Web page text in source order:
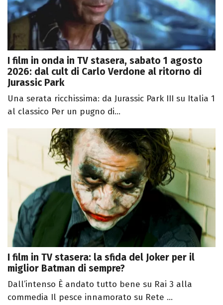
I film in onda in TV stasera, sabato 1 agosto
2026: dal cult di Carlo Verdone al ritorno di
Jurassic Park
Una serata ricchissima: da Jurassic Park III su Italia 1
al classico Per un pugno di...
I film in TV stasera: la sfida del Joker per il
miglior Batman di sempre?
Dall’intenso È andato tutto bene su Rai 3 alla
commedia Il pesce innamorato su Rete ...